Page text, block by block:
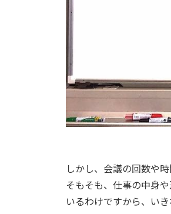
しかし、会議の回数や
そもそも、仕事の中身
いるわけですから、い